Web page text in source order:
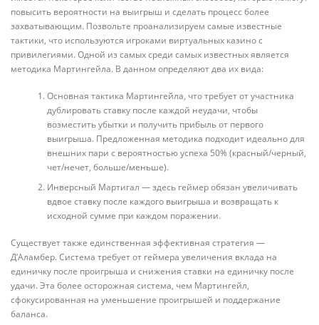
повысить вероятности на выигрыш и сделать процесс более
захватывающим. Позвольте проанализируем самые известные
тактики, что используются игроками виртуальных казино с
привилегиями. Одной из самых среди самых известных является
методика Мартингейла. В данном определяют два их вида:
Основная тактика Мартингейла, что требует от участника
дублировать ставку после каждой неудачи, чтобы
возместить убытки и получить прибыль от первого
выигрыша. Предложенная методика подходит идеально для
внешних пари с вероятностью успеха 50% (красный/черный,
чет/нечет, больше/меньше).
Инверсный Мартигал — здесь геймер обязан увеличивать
вдвое ставку после каждого выигрыша и возвращать к
исходной сумме при каждом поражении.
Существует также единственная эффективная стратегия —
Д’Аламбер. Система требует от геймера увеличения вклада на
единичку после проигрыша и снижения ставки на единичку после
удачи. Эта более осторожная система, чем Мартингейл,
сфокусированная на уменьшение проигрышей и поддержание
баланса.